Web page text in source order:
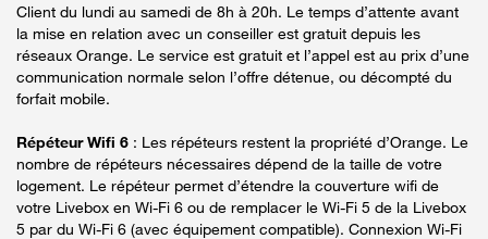
Client du lundi au samedi de 8h à 20h. Le temps d’attente avant
la mise en relation avec un conseiller est gratuit depuis les
réseaux Orange. Le service est gratuit et l’appel est au prix d’une
communication normale selon l’offre détenue, ou décompté du
forfait mobile.
Répéteur Wifi 6 : Les répéteurs restent la propriété d’Orange. Le
nombre de répéteurs nécessaires dépend de la taille de votre
logement. Le répéteur permet d’étendre la couverture wifi de
votre Livebox en Wi-Fi 6 ou de remplacer le Wi-Fi 5 de la Livebox
5 par du Wi-Fi 6 (avec équipement compatible). Connexion Wi-Fi